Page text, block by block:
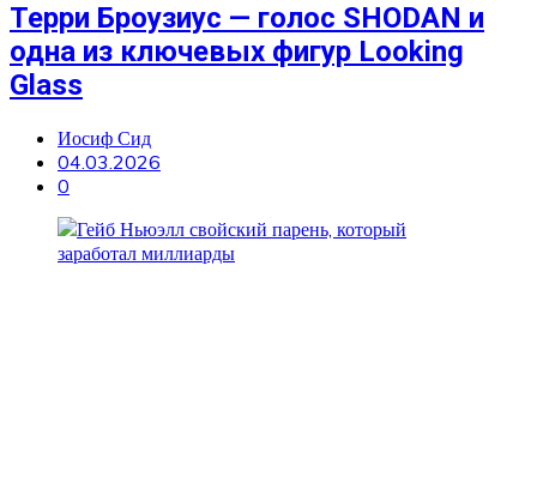
Терри Броузиус — голос SHODAN и
одна из ключевых фигур Looking
Glass
Иосиф Сид
04.03.2026
0